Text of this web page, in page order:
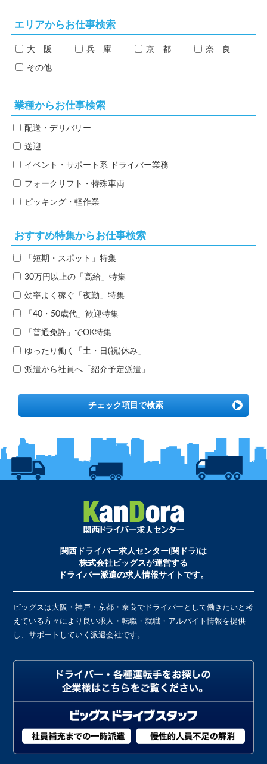
エリアからお仕事検索
大 阪 兵 庫 京 都 奈 良
その他
業種からお仕事検索
配送・デリバリー
送迎
イベント・サポート系 ドライバー業務
フォークリフト・特殊車両
ピッキング・軽作業
おすすめ特集からお仕事検索
「短期・スポット」特集
30万円以上の「高給」特集
効率よく稼ぐ「夜勤」特集
「40・50歳代」歓迎特集
「普通免許」でOK特集
ゆったり働く「土・日(祝)休み」
派遣から社員へ「紹介予定派遣」
チェック項目で検索
関西ドライバー求人センター(関ドラ)は
株式会社ビッグスが運営する
ドライバー派遣の求人情報サイトです。
ビッグスは大阪・神戸・京都・奈良でドライバーとして働きたいと考
えている方々により良い求人・転職・就職・アルバイト情報を提供
し、サポートしていく派遣会社です。